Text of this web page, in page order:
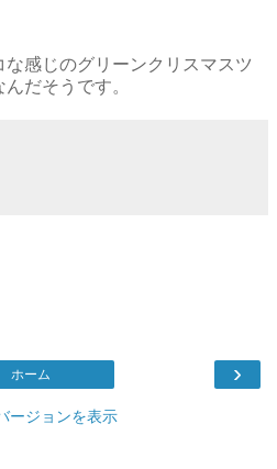
感じのグリーンクリスマスツ
だそうです。
›
ホーム
ージョンを表示